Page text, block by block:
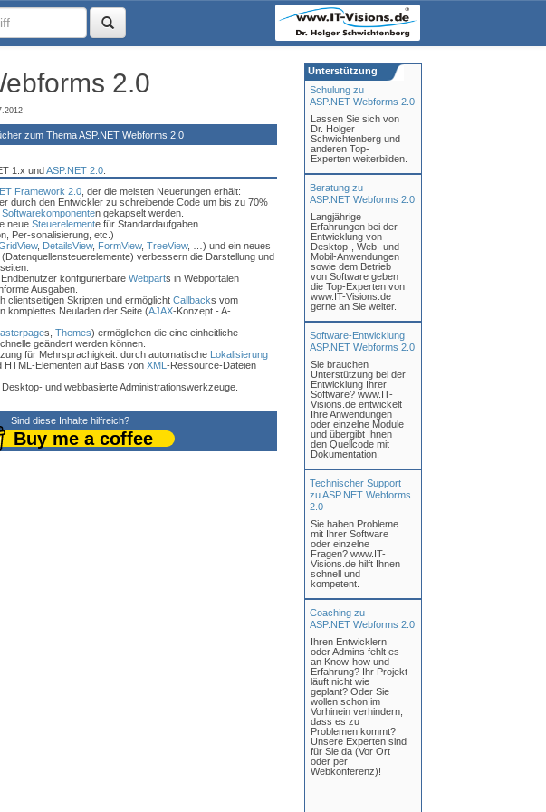
2.0
zum Thema ASP.NET Webforms 2.0
1.x undASP.NET 2.0:
Framework 2.0, der die meisten Neuerungen erhält:
durch den Entwickler zu schreibende Code um bis zu 70%
Softwarekomponenten gekapselt werden.
neue Steuerelemente für Standardaufgaben
Per-sonalisierung, etc.)
, DetailsView, FormView, TreeView, …) und ein neues
verbessern die Darstellung und
konfigurierbare Webparts in Webportalen
Ausgaben.
clientseitigen Skripten und ermöglicht Callbacks vom
komplettes Neuladen der Seite (AJAX-Konzept - A-
s, Themes) ermöglichen die eine einheitliche
geändert werden können.
für Mehrsprachigkeit: durch automatische Lokalisierung
HTML-Elementen auf Basis von XML -Ressource-Dateien
und webbasierte Administrationswerkzeuge.
Sind diese Inhalte hilfreich?
Buy me a coffee
Schulung zu
ASP.NET Webforms 2.0
Lassen Sie sich von
Dr. Holger
Schwichtenberg und
anderen Top-
Experten weiterbilden.
Beratung zu
ASP.NET Webforms 2.0
Langjährige
Erfahrungen bei der
Entwicklung von
Desktop-, Web- und
Mobil-Anwendungen
sowie dem Betrieb
von Software geben
die Top-Experten von
www.IT-Visions.de
gerne an Sie weiter.
Software-Entwicklung
ASP.NET Webforms 2.0
Sie brauchen
Unterstützung bei der
Entwicklung Ihrer
Software? www.IT-
Visions.de entwickelt
Ihre Anwendungen
oder einzelne Module
und übergibt Ihnen
den Quellcode mit
Dokumentation.
Technischer Support
zu ASP.NET Webforms
2.0
Sie haben Probleme
mit Ihrer Software
oder einzelne
Fragen? www.IT-
Visions.de hilft Ihnen
schnell und
kompetent.
Coaching zu
ASP.NET Webforms 2.0
Ihren Entwicklern
oder Admins fehlt es
an Know-how und
Erfahrung? Ihr Projekt
läuft nicht wie
geplant? Oder Sie
wollen schon im
Vorhinein verhindern,
dass es zu
Problemen kommt?
Unsere Experten sind
für Sie da (Vor Ort
oder per
Webkonferenz)!
Unterstützung